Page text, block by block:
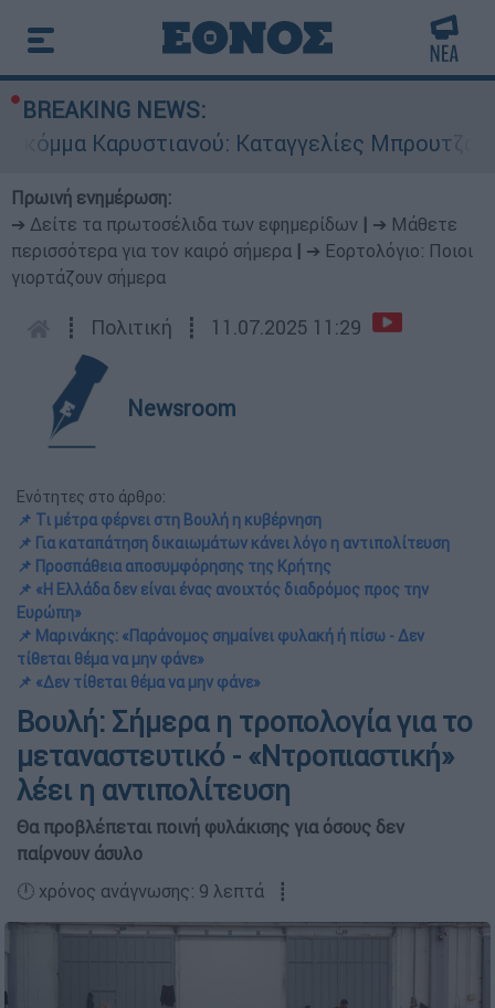
BREAKING NEWS:
Καταγγελίες Μπρουτζάκη για
Πρωινή ενημέρωση:
➔ Δείτε τα πρωτοσέλιδα των εφημερίδων
➔ Μάθετε
περισσότερα για τον καιρό σήμερα
➔ Εορτολόγιο: Ποιοι
γιορτάζουν σήμερα
┋ Πολιτική ┋ 11.07.2025 11:29
Newsroom
Ενότητες στο άρθρο:
📌 Τι μέτρα φέρνει στη Βουλή η κυβέρνηση
📌 Για καταπάτηση δικαιωμάτων κάνει λόγο η αντιπολίτευση
📌 Προσπάθεια αποσυμφόρησης της Κρήτης
📌 «Η Ελλάδα δεν είναι ένας ανοιχτός διαδρόμος προς την
Ευρώπη»
📌 Μαρινάκης: «Παράνομος σημαίνει φυλακή ή πίσω - Δεν
τίθεται θέμα να μην φάνε»
📌 «Δεν τίθεται θέμα να μην φάνε»
Βουλή: Σήμερα η τροπολογία για το
μεταναστευτικό - «Ντροπιαστική»
λέει η αντιπολίτευση
Θα προβλέπεται ποινή φυλάκισης για όσους δεν
παίρνουν άσυλο
🕛 χρόνος ανάγνωσης: 9 λεπτά ┋